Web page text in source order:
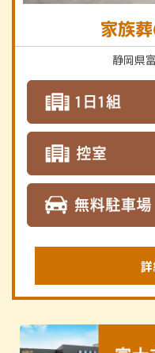
家族
静岡県